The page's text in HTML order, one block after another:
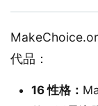
代品：
16 性格：